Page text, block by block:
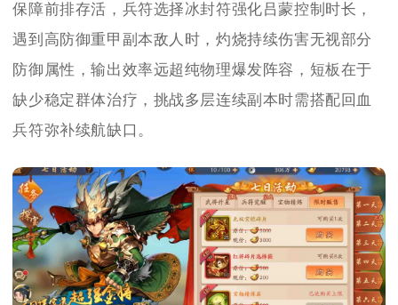
保障前排存活，兵符选择冰封符强化吕蒙控制时长，
遇到高防御重甲副本敌人时，灼烧持续伤害无视部分
防御属性，输出效率远超纯物理爆发阵容，短板在于
缺少稳定群体治疗，挑战多层连续副本时需搭配回血
兵符弥补续航缺口。